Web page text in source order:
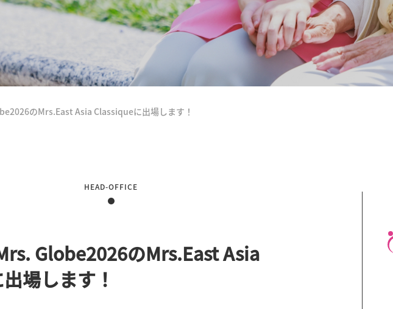
のMrs.East Asia Classiqueに出場します！
Globe2026のMrs.East Asia
場します！
HEAD-OFFICE